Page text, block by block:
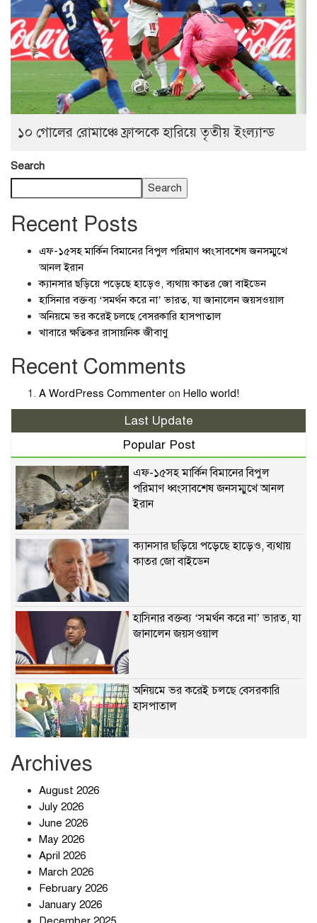
১০ গোলের রোমাঞ্চে ফ্রান্সকে হারিয়ে তৃতীয় ইংল্যান্ড
Search
Search
Recent Posts
এফ-১৫সহ মার্কিন বিমানের বিপুল পরিমাণ ধ্বংসাবশেষ জনসম্মুখে
আনল ইরান
ক্যানসার ছড়িয়ে পড়েছে হাড়েও, ব্যথায় কাতর জো বাইডেন
হাসিনার বক্তব্য ‘সমর্থন করে না’ ভারত, যা জানালেন জয়সওয়াল
অনিয়মে ভর করেই চলছে বেসরকারি হাসপাতাল
খাবারে ক্ষতিকর রাসায়নিক জীবাণু
Recent Comments
A WordPress Commenter on Hello world!
Last Update
Popular Post
এফ-১৫সহ মার্কিন বিমানের বিপুল
পরিমাণ ধ্বংসাবশেষ জনসম্মুখে আনল
ইরান
ক্যানসার ছড়িয়ে পড়েছে হাড়েও, ব্যথায়
কাতর জো বাইডেন
হাসিনার বক্তব্য ‘সমর্থন করে না’ ভারত, যা
জানালেন জয়সওয়াল
অনিয়মে ভর করেই চলছে বেসরকারি
হাসপাতাল
Archives
August 2026
July 2026
June 2026
May 2026
April 2026
March 2026
February 2026
January 2026